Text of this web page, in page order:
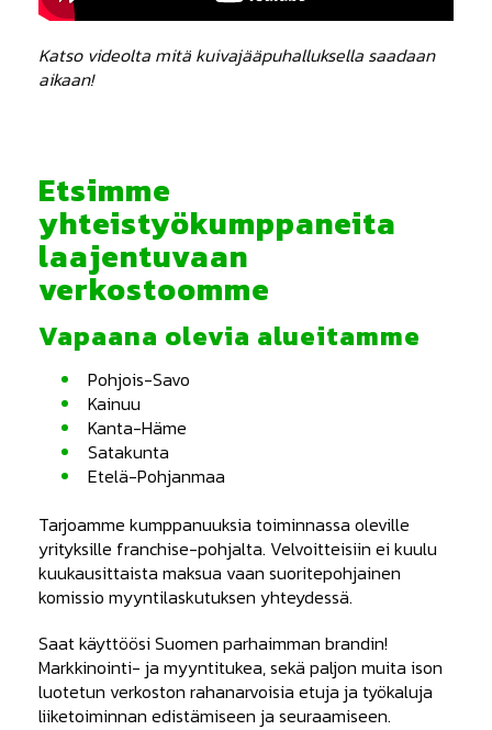
Katso videolta mitä kuivajääpuhalluksella saadaan
aikaan!
Etsimme
yhteistyökumppaneita
laajentuvaan
verkostoomme
Vapaana olevia alueitamme
Pohjois-Savo
Kainuu
Kanta-Häme
Satakunta
Etelä-Pohjanmaa
Tarjoamme kumppanuuksia toiminnassa oleville
yrityksille franchise-pohjalta. Velvoitteisiin ei kuulu
kuukausittaista maksua vaan suoritepohjainen
komissio myyntilaskutuksen yhteydessä.
Saat käyttöösi Suomen parhaimman brandin!
Markkinointi- ja myyntitukea, sekä paljon muita ison
luotetun verkoston rahanarvoisia etuja ja työkaluja
liiketoiminnan edistämiseen ja seuraamiseen.